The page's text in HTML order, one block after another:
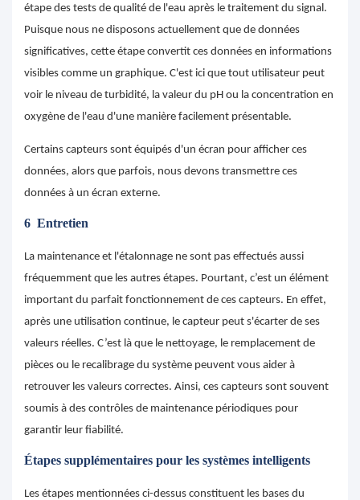
étape des tests de qualité de l'eau après le traitement du signal.
Puisque nous ne disposons actuellement que de données
significatives, cette étape convertit ces données en informations
visibles comme un graphique. C'est ici que tout utilisateur peut
voir le niveau de turbidité, la valeur du pH ou la concentration en
oxygène de l'eau d'une manière facilement présentable.
Certains capteurs sont équipés d'un écran pour afficher ces
données, alors que parfois, nous devons transmettre ces
données à un écran externe.
6 Entretien
La maintenance et l'étalonnage ne sont pas effectués aussi
fréquemment que les autres étapes. Pourtant, c’est un élément
important du parfait fonctionnement de ces capteurs. En effet,
après une utilisation continue, le capteur peut s'écarter de ses
valeurs réelles. C’est là que le nettoyage, le remplacement de
pièces ou le recalibrage du système peuvent vous aider à
retrouver les valeurs correctes. Ainsi, ces capteurs sont souvent
soumis à des contrôles de maintenance périodiques pour
garantir leur fiabilité.
Étapes supplémentaires pour les systèmes intelligents
Les étapes mentionnées ci-dessus constituent les bases du